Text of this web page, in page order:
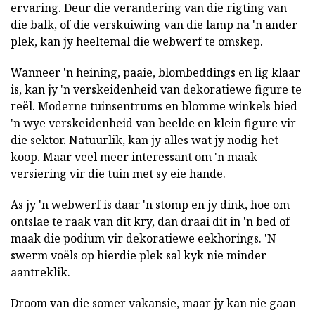
ervaring. Deur die verandering van die rigting van
die balk, of die verskuiwing van die lamp na 'n ander
plek, kan jy heeltemal die webwerf te omskep.
Wanneer 'n heining, paaie, blombeddings en lig klaar
is, kan jy 'n verskeidenheid van dekoratiewe figure te
reël. Moderne tuinsentrums en blomme winkels bied
'n wye verskeidenheid van beelde en klein figure vir
die sektor. Natuurlik, kan jy alles wat jy nodig het
koop. Maar veel meer interessant om 'n maak
versiering vir die tuinmet sy eie hande.
As jy 'n webwerf is daar 'n stomp en jy dink, hoe om
ontslae te raak van dit kry, dan draai dit in 'n bed of
maak die podium vir dekoratiewe eekhorings. 'N
swerm voëls op hierdie plek sal kyk nie minder
aantreklik.
Droom van die somer vakansie, maar jy kan nie gaan